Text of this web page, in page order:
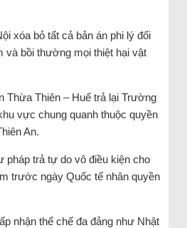
xóa bỏ tất cả bản án phi lý đối
và bồi thường mọi thiệt hại vật
Thừa Thiên – Huế trả lại Trường
vực chung quanh thuộc quyền
An.
pháp trả tự do vô điều kiện cho
trước ngày Quốc tế nhân quyền
nhận thể chế đa đảng như Nhật